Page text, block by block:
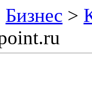
Бизнес >